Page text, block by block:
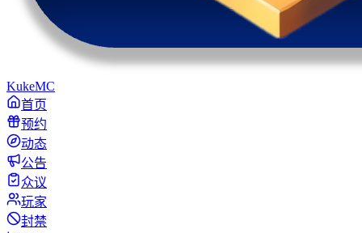
KukeMC
首页
预约
动态
公告
众议
玩家
封禁